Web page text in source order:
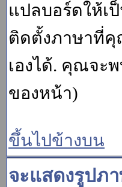
แปลบอร์ดให้เ
ติดตั้งภาษาที่คุ
เองได้. คุณจะ
ของหน้า)
ขึ้นไปข้างบน
จะแสดงรูปภา